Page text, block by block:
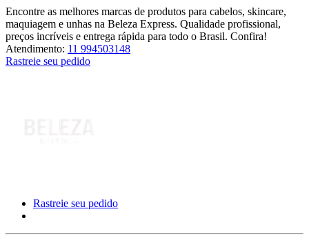
Encontre as melhores marcas de produtos para cabelos, skincare,
maquiagem e unhas na Beleza Express. Qualidade profissional,
preços incríveis e entrega rápida para todo o Brasil. Confira!
Atendimento: 11 994503148
Rastreie seu pedido
Rastreie seu pedido